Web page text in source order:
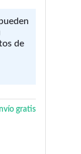
de
gratis